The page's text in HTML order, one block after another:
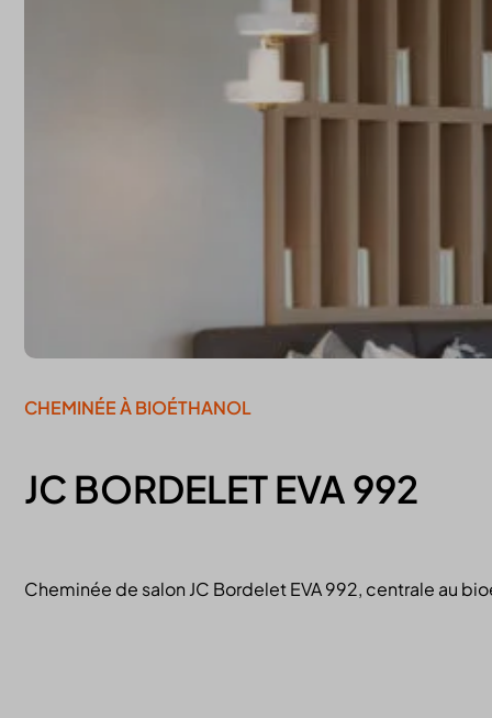
JC BORDELET EVA 992
CHEMINÉE À BIOÉTHANOL
Cheminée de salon JC Bordelet EVA 992, centrale au